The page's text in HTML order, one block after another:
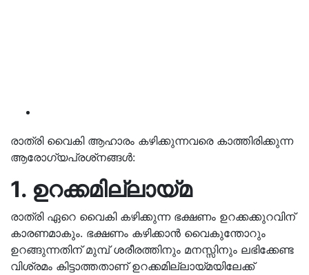
രാത്രി വൈകി ആഹാരം കഴിക്കുന്നവരെ കാത്തിരിക്കുന്ന
ആരോഗ്യപ്രശ്‌നങ്ങള്‍:
1. ഉറക്കമില്ലായ്മ
രാത്രി ഏറെ വൈകി കഴിക്കുന്ന ഭക്ഷണം ഉറക്കക്കുറവിന്
കാരണമാകും. ഭക്ഷണം കഴിക്കാന്‍ വൈകുന്തോറും
ഉറങ്ങുന്നതിന് മുമ്പ് ശരീരത്തിനും മനസ്സിനും ലഭിക്കേണ്ട
വിശ്രമം കിട്ടാത്തതാണ് ഉറക്കമില്ലായ്മയിലേക്ക്